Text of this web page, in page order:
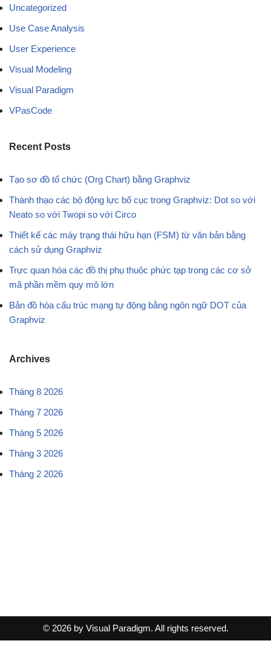
Uncategorized
Use Case Analysis
User Experience
Visual Modeling
Visual Paradigm
VPasCode
Recent Posts
Tạo sơ đồ tổ chức (Org Chart) bằng Graphviz
Thành thạo các bộ động lực bố cục trong Graphviz: Dot so với
Neato so với Twopi so với Circo
Thiết kế các máy trạng thái hữu hạn (FSM) từ văn bản bằng
cách sử dụng Graphviz
Trực quan hóa các đồ thị phụ thuộc phức tạp trong các cơ sở
mã phần mềm quy mô lớn
Bản đồ hóa cấu trúc mạng tự động bằng ngôn ngữ DOT của
Graphviz
Archives
Tháng 8 2026
Tháng 7 2026
Tháng 5 2026
Tháng 3 2026
Tháng 2 2026
© 2026 by Visual Paradigm. All rights reserved.